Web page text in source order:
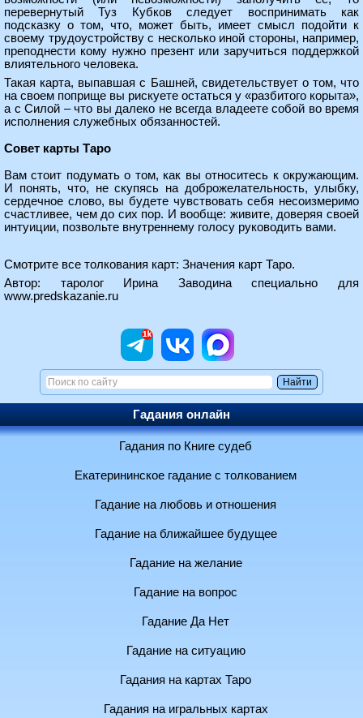
перевернутый Туз Кубков следует воспринимать как
подсказку о том, что, может быть, имеет смысл подойти к
своему трудоустройству с несколько иной стороны, например,
преподнести кому нужно презент или заручиться поддержкой
влиятельного человека.
Такая карта, выпавшая с Башней, свидетельствует о том, что
на своем поприще вы рискуете остаться у «разбитого корыта»,
а с Силой – что вы далеко не всегда владеете собой во время
исполнения служебных обязанностей.
Совет карты Таро
Вам стоит подумать о том, как вы относитесь к окружающим.
И понять, что, не скупясь на доброжелательность, улыбку,
сердечное слово, вы будете чувствовать себя несоизмеримо
счастливее, чем до сих пор. И вообще: живите, доверяя своей
интуиции, позвольте внутреннему голосу руководить вами.
Смотрите все толкования карт: Значения карт Таро.
Автор: таролог Ирина Заводина специально для
www.predskazanie.ru
Гадания онлайн
Гадания по Книге судеб
Екатерининское гадание с толкованием
Гадание на любовь и отношения
Гадание на ближайшее будущее
Гадание на желание
Гадание на вопрос
Гадание Да Нет
Гадание на ситуацию
Гадания на картах Таро
Гадания на игральных картах